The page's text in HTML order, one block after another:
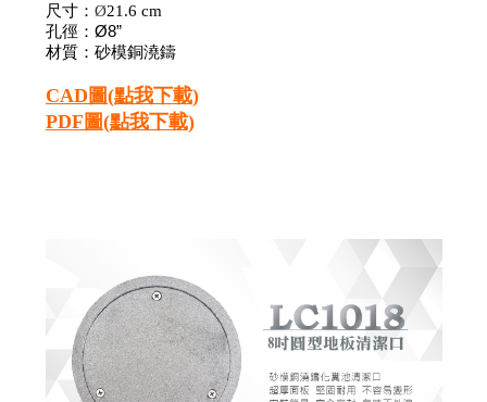
尺寸： Ø21.6 cm
孔徑： Ø8”
材質：砂模銅澆鑄
CAD圖(點我下載)
PDF圖(點我下載)